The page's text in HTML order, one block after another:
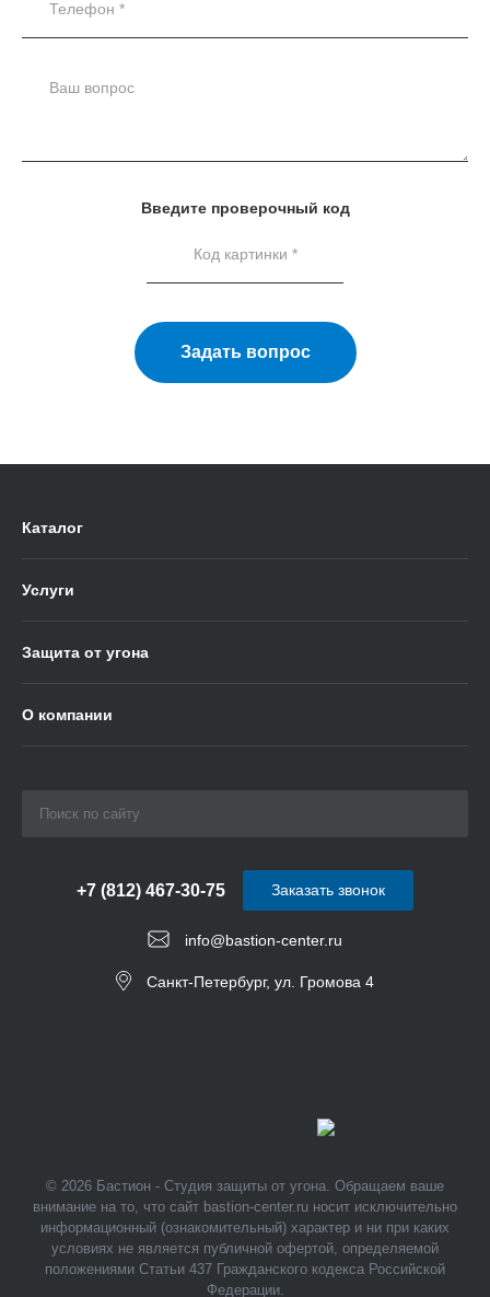
Введите проверочный код
Задать вопрос
Каталог
Услуги
Защита от угона
О компании
+7 (812) 467-30-75
info@bastion-center.ru
Заказать звонок
Санкт-Петербург, ул. Громова 4
© 2026 Бастион - Студия защиты от угона. Обращаем ваше
внимание на то, что сайт bastion-center.ru носит исключительно
информационный (ознакомительный) характер и ни при каких
условиях не является публичной офертой, определяемой
положениями Статьи 437 Гражданского кодекса Российской
Федерации.